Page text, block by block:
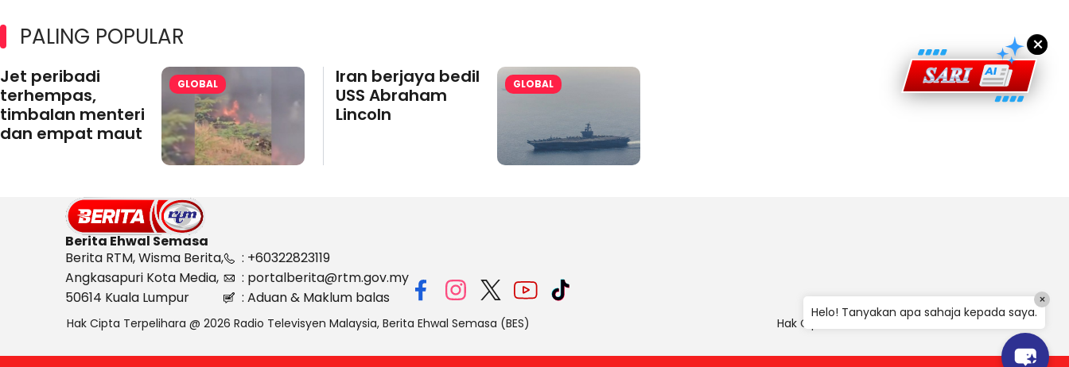
PALING POPULAR
Jet peribadi
terhempas,
timbalan menteri
dan empat maut
GLOBAL
Iran berjaya bedil
USS Abraham
Lincoln
GLOBAL
×
Berita Ehwal Semasa
Berita RTM, Wisma Berita,
Angkasapuri Kota Media,
50614 Kuala Lumpur
: +60322823119
: portalberita@rtm.gov.my
: Aduan & Maklum balas
Hak Cipta Terpelihara @ 2026 Radio Televisyen Malaysia, Berita Ehwal Semasa (BES) Hak Cipta Penafian Polisi Keselamatan
Helo! Tanyakan apa sahaja kepada saya.
×